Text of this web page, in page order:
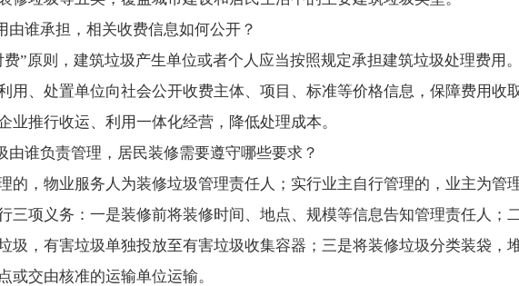
由谁承担，相关收费信息如何公开？
”原则，建筑垃圾产生单位或者个人应当按照规定承担建筑垃圾处理费用。
用、处置单位向社会公开收费主体、项目、标准等价格信息，保障费用收
业推行收运、利用一体化经营，降低处理成本。
由谁负责管理，居民装修需要遵守哪些要求？
的，物业服务人为装修垃圾管理责任人；实行业主自行管理的，业主为管
三项义务：一是装修前将装修时间、地点、规模等信息告知管理责任人；
圾，有害垃圾单独投放至有害垃圾收集容器；三是将装修垃圾分类装袋，
或交由核准的运输单位运输。